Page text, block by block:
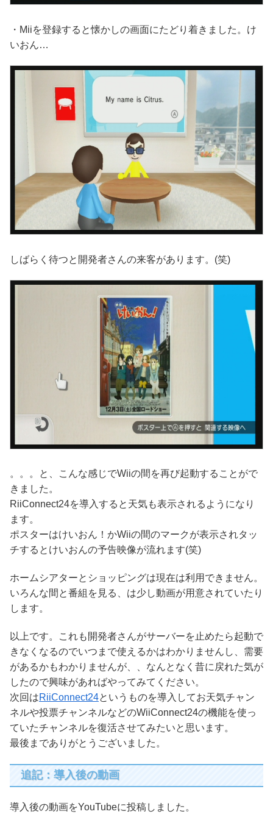
・Miiを登録すると懐かしの画面にたどり着きました。け
いおん…
しばらく待つと開発者さんの来客があります。(笑)
。。。と、こんな感じでWiiの間を再び起動することがで
きました。
RiiConnect24を導入すると天気も表示されるようになり
ます。
ポスターはけいおん！かWiiの間のマークが表示されタッ
チするとけいおんの予告映像が流れます(笑)
ホームシアターとショッピングは現在は利用できません。
いろんな間と番組を見る、は少し動画が用意されていたり
します。
以上です。これも開発者さんがサーバーを止めたら起動で
きなくなるのでいつまで使えるかはわかりませんし、需要
があるかもわかりませんが、、なんとなく昔に戻れた気が
したので興味があればやってみてください。
次回はRiiConnect24というものを導入してお天気チャン
ネルや投票チャンネルなどのWiiConnect24の機能を使っ
ていたチャンネルを復活させてみたいと思います。
最後までありがとうございました。
追記：導入後の動画
導入後の動画をYouTubeに投稿しました。